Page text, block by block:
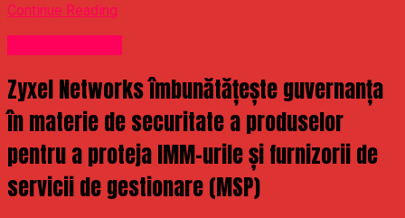
Continue Reading
Zyxel Networks îmbunătățește guvernanța
în materie de securitate a produselor
pentru a proteja IMM-urile și furnizorii de
servicii de gestionare (MSP)